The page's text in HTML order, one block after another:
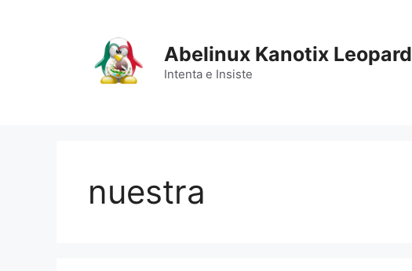
Abelinux Kanotix Leopard
Intenta e Insiste
nuestra